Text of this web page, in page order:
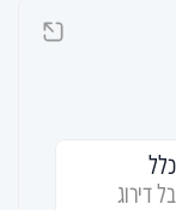
דירוג